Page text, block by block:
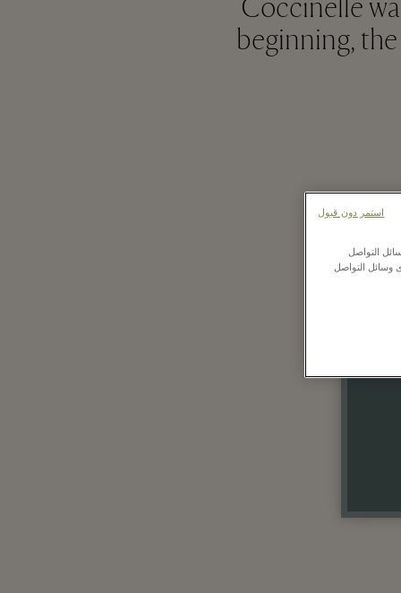
Coccinelle
beginning,
التواصل
وسائل التواصل
استمر دون قبول